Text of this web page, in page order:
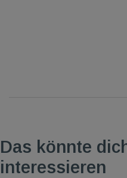
Das könnte
interessieren